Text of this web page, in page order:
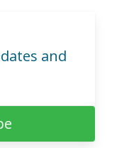
and